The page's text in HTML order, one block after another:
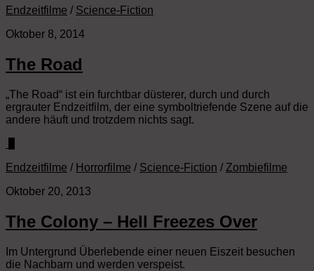
Endzeitfilme / Science-Fiction
Oktober 8, 2014
The Road
„The Road“ ist ein furchtbar düsterer, durch und durch
ergrauter Endzeitfilm, der eine symboltriefende Szene auf die
andere häuft und trotzdem nichts sagt.
Endzeitfilme / Horrorfilme / Science-Fiction / Zombiefilme
Oktober 20, 2013
The Colony – Hell Freezes Over
Im Untergrund Überlebende einer neuen Eiszeit besuchen
die Nachbarn und werden verspeist.